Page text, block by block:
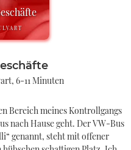
6-11 Minuten
Bereich meines Kontrollgangs
nach Hause geht. Der VW-Bus
genannt, steht mit offener